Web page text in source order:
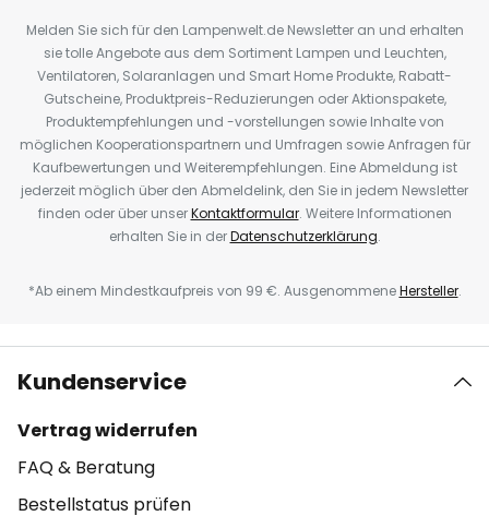
Melden Sie sich für den Lampenwelt.de Newsletter an und erhalten
sie tolle Angebote aus dem Sortiment Lampen und Leuchten,
Ventilatoren, Solaranlagen und Smart Home Produkte, Rabatt-
Gutscheine, Produktpreis-Reduzierungen oder Aktionspakete,
Produktempfehlungen und -vorstellungen sowie Inhalte von
möglichen Kooperationspartnern und Umfragen sowie Anfragen für
Kaufbewertungen und Weiterempfehlungen. Eine Abmeldung ist
jederzeit möglich über den Abmeldelink, den Sie in jedem Newsletter
finden oder über unserKontaktformular. Weitere Informationen
erhalten Sie in derDatenschutzerklärung.
*Ab einem Mindestkaufpreis von 99 €. AusgenommeneHersteller.
Kundenservice
Vertrag widerrufen
FAQ & Beratung
Bestellstatus prüfen